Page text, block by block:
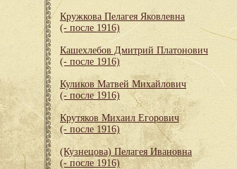
Кружкова Пелагея Яковлевна
(- после 1916)
Кашехлебов Дмитрий Платонович
(- после 1916)
Куликов Матвей Михайлович
(- после 1916)
Крутяков Михаил Егорович
(- после 1916)
(Кузнецова) Пелагея Ивановна
(- после 1916)